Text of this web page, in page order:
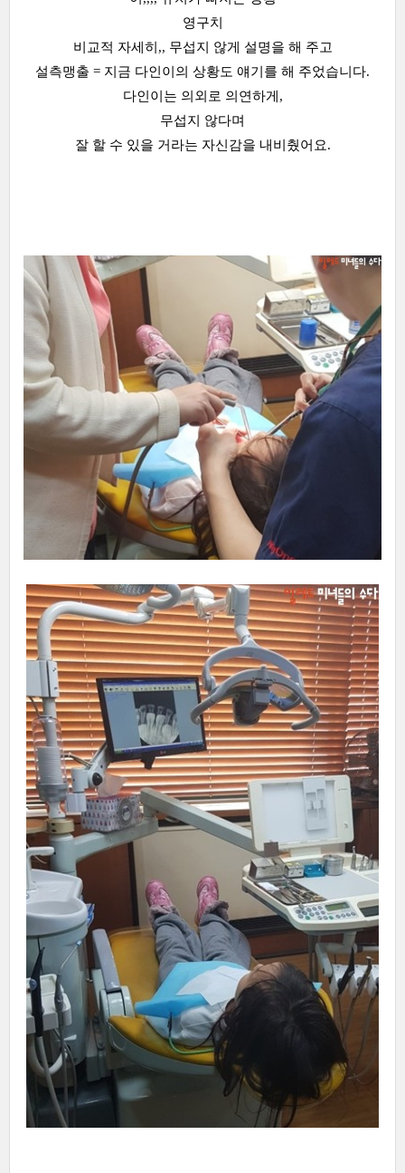
영구치
비교적 자세히,, 무섭지 않게 설명을 해 주고
설측맹출 = 지금 다인이의 상황도 얘기를 해 주었습니다.
다인이는 의외로 의연하게,
무섭지 않다며
잘 할 수 있을 거라는 자신감을 내비췄어요.